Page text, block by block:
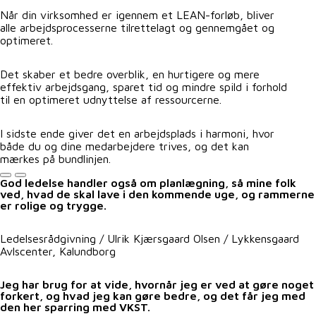
Når din virksomhed er igennem et LEAN-forløb, bliver
alle arbejdsprocesserne tilrettelagt og gennemgået og
optimeret.
Det skaber et bedre overblik, en hurtigere og mere
effektiv arbejdsgang, sparet tid og mindre spild i forhold
til en optimeret udnyttelse af ressourcerne.
I sidste ende giver det en arbejdsplads i harmoni, hvor
både du og dine medarbejdere trives, og det kan
mærkes på bundlinjen.
God ledelse handler også om planlægning, så mine folk
ved, hvad de skal lave i den kommende uge, og rammerne
er rolige og trygge.
Ledelsesrådgivning / Ulrik Kjærsgaard Olsen / Lykkensgaard
Avlscenter, Kalundborg
Jeg har brug for at vide, hvornår jeg er ved at gøre noget
forkert, og hvad jeg kan gøre bedre, og det får jeg med
den her sparring med VKST.